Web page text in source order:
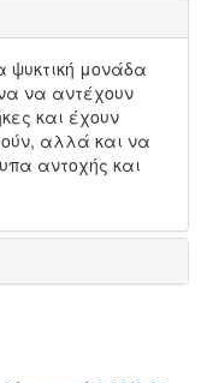
ψυκτική μονάδα
να αντέχουν
και έχουν
αλλά και να
αντοχής και